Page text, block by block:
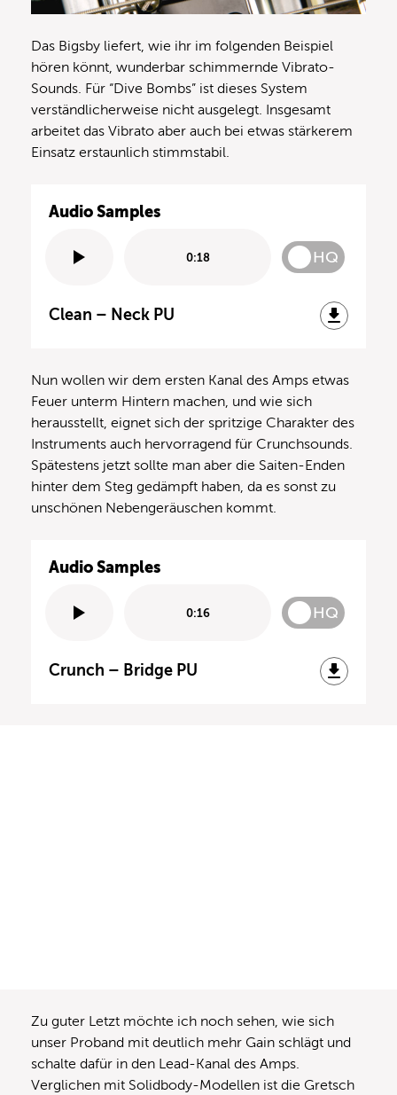
Das Bigsby liefert, wie ihr im folgenden Beispiel
hören könnt, wunderbar schimmernde Vibrato-
Sounds. Für “Dive Bombs” ist dieses System
verständlicherweise nicht ausgelegt. Insgesamt
arbeitet das Vibrato aber auch bei etwas stärkerem
Einsatz erstaunlich stimmstabil.
Audio Samples
0:18 HQ
Clean – Neck PU
Nun wollen wir dem ersten Kanal des Amps etwas
Feuer unterm Hintern machen, und wie sich
herausstellt, eignet sich der spritzige Charakter des
Instruments auch hervorragend für Crunchsounds.
Spätestens jetzt sollte man aber die Saiten-Enden
hinter dem Steg gedämpft haben, da es sonst zu
unschönen Nebengeräuschen kommt.
Audio Samples
0:16 HQ
Crunch – Bridge PU
Zu guter Letzt möchte ich noch sehen, wie sich
unser Proband mit deutlich mehr Gain schlägt und
schalte dafür in den Lead-Kanal des Amps.
Verglichen mit Solidbody-Modellen ist die Gretsch